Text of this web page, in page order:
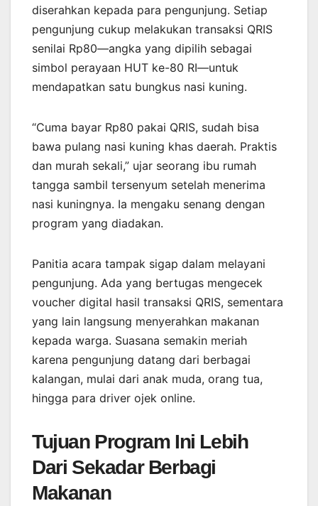
diserahkan kepada para pengunjung. Setiap
pengunjung cukup melakukan transaksi QRIS
senilai Rp80—angka yang dipilih sebagai
simbol perayaan HUT ke-80 RI—untuk
mendapatkan satu bungkus nasi kuning.
“Cuma bayar Rp80 pakai QRIS, sudah bisa
bawa pulang nasi kuning khas daerah. Praktis
dan murah sekali,” ujar seorang ibu rumah
tangga sambil tersenyum setelah menerima
nasi kuningnya. Ia mengaku senang dengan
program yang diadakan.
Panitia acara tampak sigap dalam melayani
pengunjung. Ada yang bertugas mengecek
voucher digital hasil transaksi QRIS, sementara
yang lain langsung menyerahkan makanan
kepada warga. Suasana semakin meriah
karena pengunjung datang dari berbagai
kalangan, mulai dari anak muda, orang tua,
hingga para driver ojek online.
Tujuan Program Ini Lebih
Dari Sekadar Berbagi
Makanan